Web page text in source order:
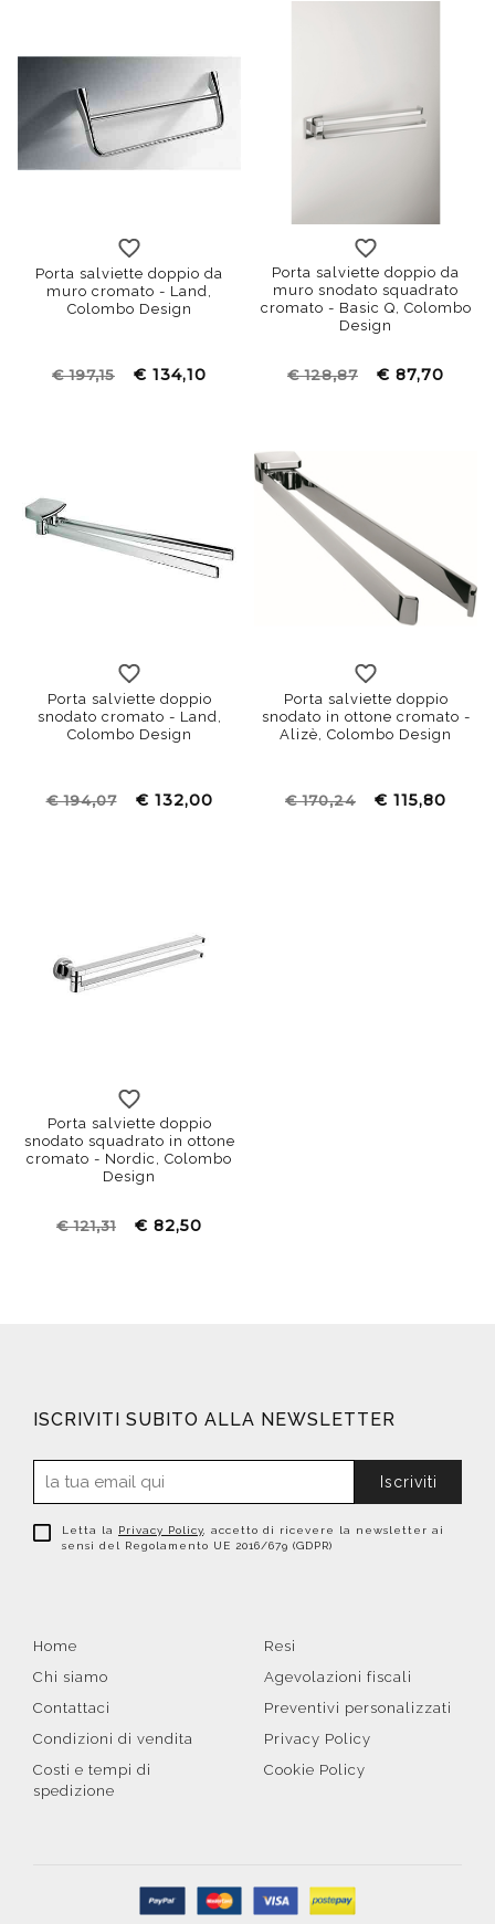
Porta salviette doppio da
muro cromato - Land,
Colombo Design
€ 197,15 € 134,10
Porta salviette doppio da
muro snodato squadrato
cromato - Basic Q, Colombo
Design
€ 128,87 € 87,70
Porta salviette doppio
snodato cromato - Land,
Colombo Design
€ 194,07 € 132,00
Porta salviette doppio
snodato in ottone cromato -
Alizè, Colombo Design
€ 170,24 € 115,80
Porta salviette doppio
snodato squadrato in ottone
cromato - Nordic, Colombo
Design
€ 121,31 € 82,50
ISCRIVITI SUBITO ALLA NEWSLETTER
Iscriviti
Letta la Privacy Policy , accetto di ricevere la newsletter ai
sensi del Regolamento UE 2016/679 (GDPR)
Home
Chi siamo
Contattaci
Condizioni di vendita
Costi e tempi di
spedizione
Resi
Agevolazioni fiscali
Preventivi personalizzati
Privacy Policy
Cookie Policy